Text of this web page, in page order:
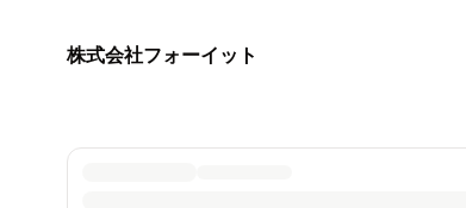
株式会社フォーイット